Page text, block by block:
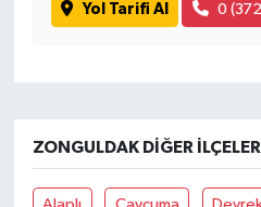
Yol Tarifi Al 0
ZONGULDAK DIĞER İLÇELER